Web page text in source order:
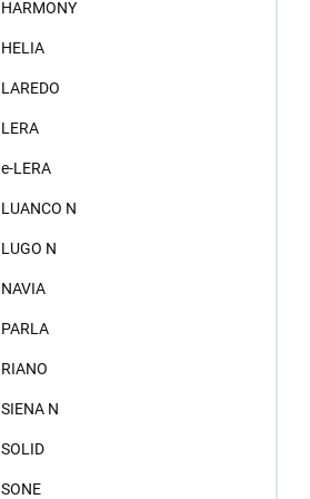
HARMONY
HELIA
LAREDO
LERA
e-LERA
LUANCO N
LUGO N
NAVIA
PARLA
RIANO
SIENA N
SOLID
SONE